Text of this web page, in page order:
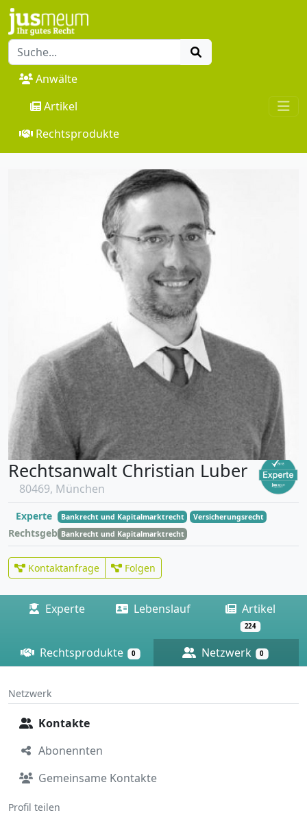
Anwälte
Artikel
Rechtsprodukte
Rechtsanwalt Christian Luber
80469, München
Experte Bankrecht und Kapitalmarktrecht Versicherungsrecht
RechtsgebieteBankrecht und Kapitalmarktrecht
Kontaktanfrage Folgen
Experte Lebenslauf Artikel
224
Rechtsprodukte 0 Netzwerk 0
Netzwerk
Kontakte
Abonennten
Gemeinsame Kontakte
Profil teilen